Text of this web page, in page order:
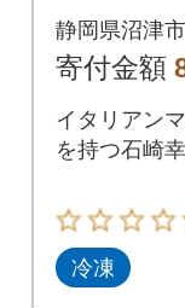
静岡県沼津市
寄付金額
イタリアン
を持つ石崎
冷凍